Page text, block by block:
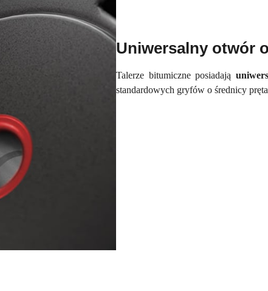
Uniwersalny otwór
Talerze bitumiczne posiadają
standardowych gryfów o średnicy